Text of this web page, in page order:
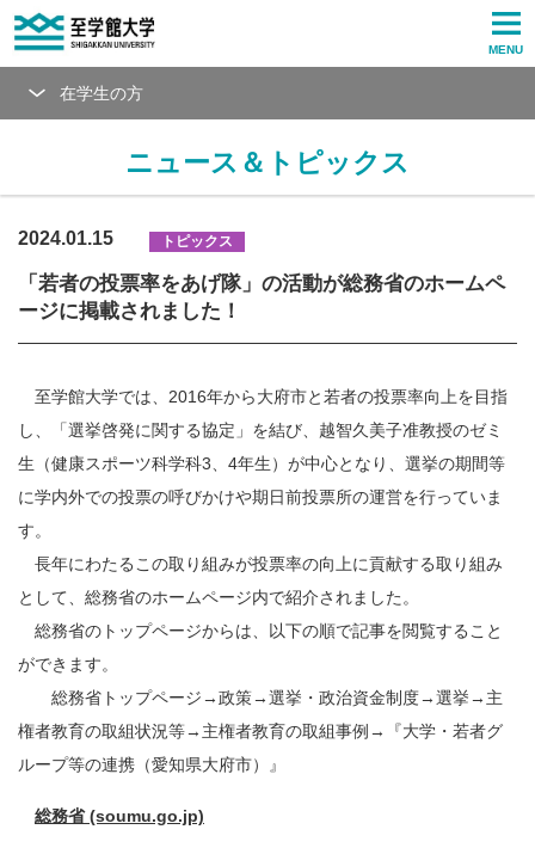
MENU
在学生の方
ニュース＆トピックス
2024.01.15 トピックス
「若者の投票率をあげ隊」の活動が総務省のホームペ
ージに掲載されました！
至学館大学では、2016年から大府市と若者の投票率向上を目指
し、「選挙啓発に関する協定」を結び、越智久美子准教授のゼミ
生（健康スポーツ科学科3、4年生）が中心となり、選挙の期間等
に学内外での投票の呼びかけや期日前投票所の運営を行っていま
す。
長年にわたるこの取り組みが投票率の向上に貢献する取り組み
として、総務省のホームページ内で紹介されました。
総務省のトップページからは、以下の順で記事を閲覧すること
ができます。
総務省トップページ→政策→選挙・政治資金制度→選挙→主
権者教育の取組状況等→主権者教育の取組事例→『大学・若者グ
ループ等の連携（愛知県大府市）』
総務省 (soumu.go.jp)